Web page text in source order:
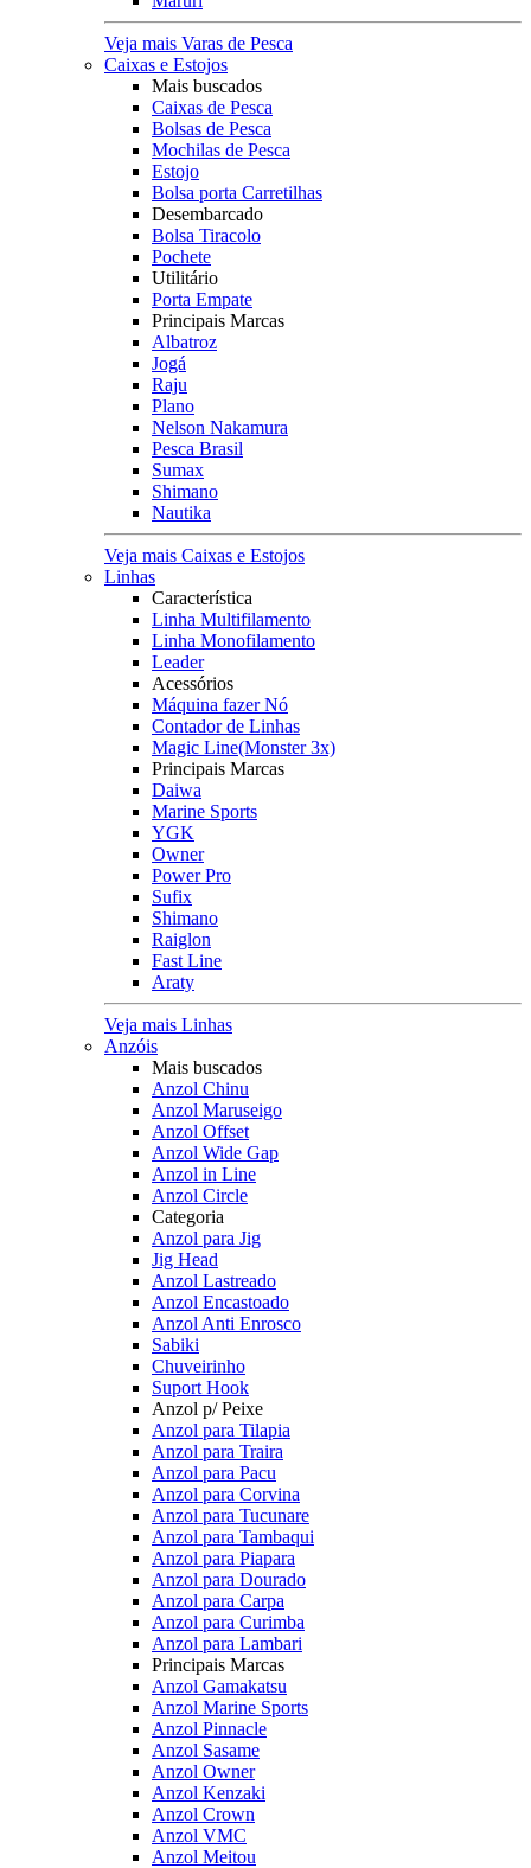
Veja mais Varas de Pesca
Caixas e Estojos
Mais buscados
Caixas de Pesca
Bolsas de Pesca
Mochilas de Pesca
Estojo
Bolsa porta Carretilhas
Desembarcado
Bolsa Tiracolo
Pochete
Utilitário
Porta Empate
Principais Marcas
Albatroz
Jogá
Raju
Plano
Nelson Nakamura
Pesca Brasil
Sumax
Shimano
Nautika
Veja mais Caixas e Estojos
Linhas
Característica
Linha Multifilamento
Linha Monofilamento
Leader
Acessórios
Máquina fazer Nó
Contador de Linhas
Magic Line(Monster 3x)
Principais Marcas
Daiwa
Marine Sports
YGK
Owner
Power Pro
Sufix
Shimano
Raiglon
Fast Line
Araty
Veja mais Linhas
Anzóis
Mais buscados
Anzol Chinu
Anzol Maruseigo
Anzol Offset
Anzol Wide Gap
Anzol in Line
Anzol Circle
Categoria
Anzol para Jig
Jig Head
Anzol Lastreado
Anzol Encastoado
Anzol Anti Enrosco
Sabiki
Chuveirinho
Suport Hook
Anzol p/ Peixe
Anzol para Tilapia
Anzol para Traira
Anzol para Pacu
Anzol para Corvina
Anzol para Tucunare
Anzol para Tambaqui
Anzol para Piapara
Anzol para Dourado
Anzol para Carpa
Anzol para Curimba
Anzol para Lambari
Principais Marcas
Anzol Gamakatsu
Anzol Marine Sports
Anzol Pinnacle
Anzol Sasame
Anzol Owner
Anzol Kenzaki
Anzol Crown
Anzol VMC
Anzol Meitou